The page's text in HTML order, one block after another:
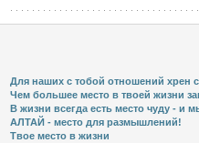
Для наших с тобой отношений хрен
Чем большее место в твоей жизни
В жизни всегда есть место чуду - и
АЛТАЙ - место для размышлений!
Твое место в жизни